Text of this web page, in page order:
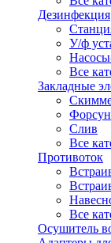
Дезинфекция
У/ф
Все
Закладные
Слив
Все
Противоток
Все
Осушитель